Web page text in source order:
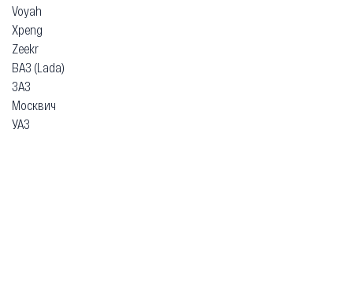
Voyah
Xpeng
Zeekr
ВАЗ (Lada)
ЗАЗ
Москвич
УАЗ